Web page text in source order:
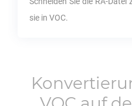
sie in VOC.